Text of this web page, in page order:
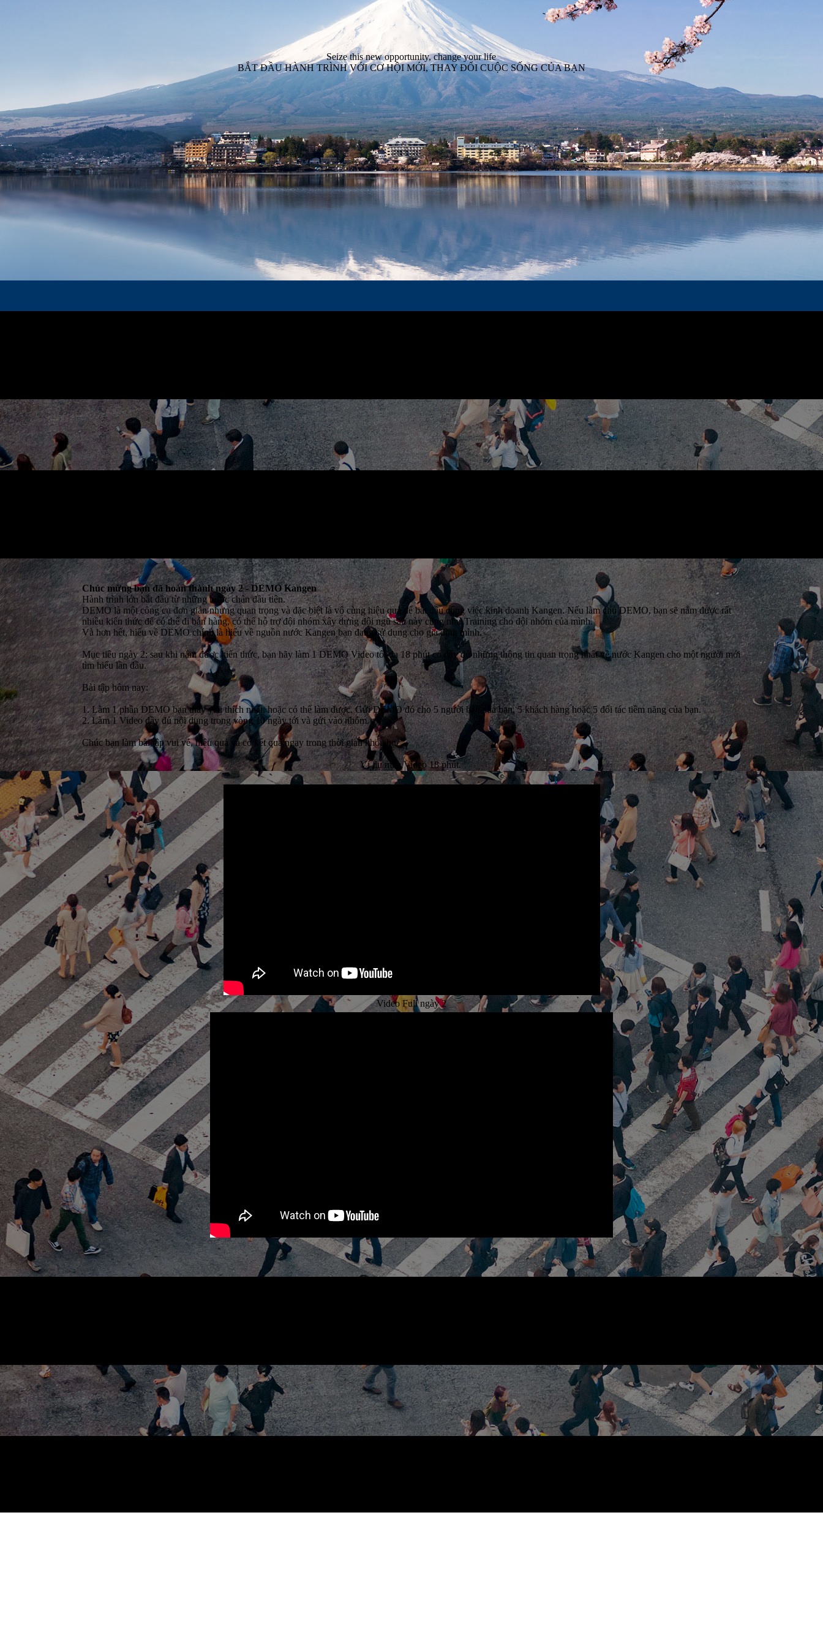
Seize this new opportunity, change your life
BẮT ĐẦU HÀNH TRÌNH VỚI CƠ HỘI MỚI, THAY ĐỔI CUỘC SỐNG CỦA BẠN
Chúc mừng bạn đã hoàn thành ngày 2 - DEMO Kangen
Hành trình lớn bắt đầu từ những bước chân đầu tiên.
DEMO là một công cụ đơn giản nhưng quan trọng và đặc biệt là vô cùng hiệu quả để bắt đầu công việc kinh doanh Kangen. Nếu làm chủ DEMO, bạn sẽ nắm được rất
nhiều kiến thức để có thể đi bán hàng, có thể hỗ trợ đội nhóm xây dựng đội ngũ sau này cũng như Training cho đội nhóm của mình.
Và hơn hết, hiểu về DEMO chính là hiểu về nguồn nước Kangen bạn đang sử dụng cho gia đình mình.
Mục tiêu ngày 2: sau khi nắm được kiến thức, bạn hãy làm 1 DEMO Video tối đa 18 phút có đầy đủ những thông tin quan trọng nhất về nước Kangen cho một người mới
tìm hiểu lần đầu.
Bài tập hôm nay:
1. Làm 1 phần DEMO bạn thấy yêu thích nhất, hoặc có thể làm được. Gửi DEMO đó cho 5 người bạn của bạn, 5 khách hàng hoặc 5 đối tác tiềm năng của bạn.
2. Làm 1 Video đầy đủ nội dung trong vòng 10 ngày tới và gửi vào nhóm.
Chúc bạn làm bài tập vui vẻ, hiệu quả và có kết quả ngay trong thời gian khóa học
Ví dụ mẫu Video 18 phút.
Video Full ngày 2